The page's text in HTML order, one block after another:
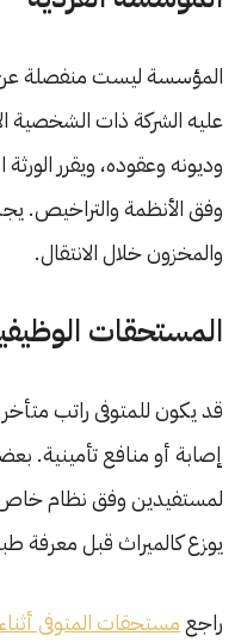
المؤسسة ليست منفصلة
عليه الشركة ذات الشخصية
وديونه وعقوده، ويقرر
وفق الأنظمة والتراخيص.
والمخزون خلال الانتقال.
المستحقات
قد يكون للمتوفى راتب
إصابة أو منافع تأمينية.
لمستفيدين وفق نظام
يوزع كالميراث قبل معرفة
راجع مستحقات المتوفى